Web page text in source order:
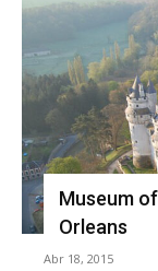
Museum
Orleans
Abr 18, 2015